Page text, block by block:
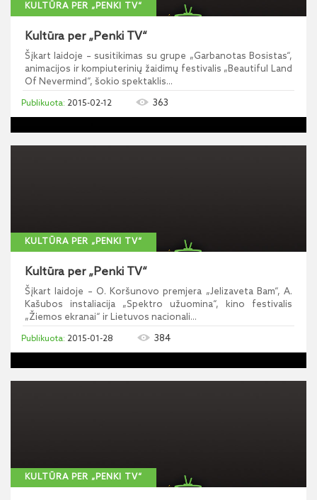
KULTŪRA PER „PENKI TV“
Kultūra per „Penki TV“
Šįkart laidoje – susitikimas su grupe „Garbanotas Bosistas“,
animacijos ir kompiuterinių žaidimų festivalis „Beautiful Land
Of Nevermind“, šokio spektaklis...
2015-02-12 363
KULTŪRA PER „PENKI TV“
Kultūra per „Penki TV“
Šįkart laidoje – O. Koršunovo premjera „Jelizaveta Bam“, A.
Kašubos instaliacija „Spektro užuomina“, kino festivalis
„Žiemos ekranai“ ir Lietuvos nacionali...
2015-01-28 384
KULTŪRA PER „PENKI TV“